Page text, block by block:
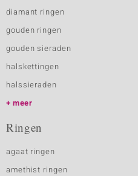
diamant ringen
gouden ringen
gouden sieraden
halskettingen
halssieraden
meer
Ringen
agaat ringen
amethist ringen